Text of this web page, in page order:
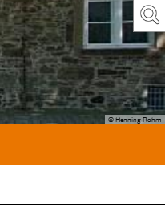
© Henning Rohm